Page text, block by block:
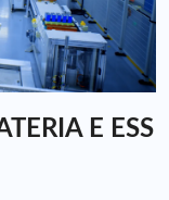
E ESS